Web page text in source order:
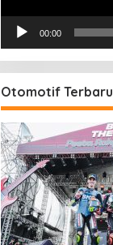
00:00
Otomotif Terbaru